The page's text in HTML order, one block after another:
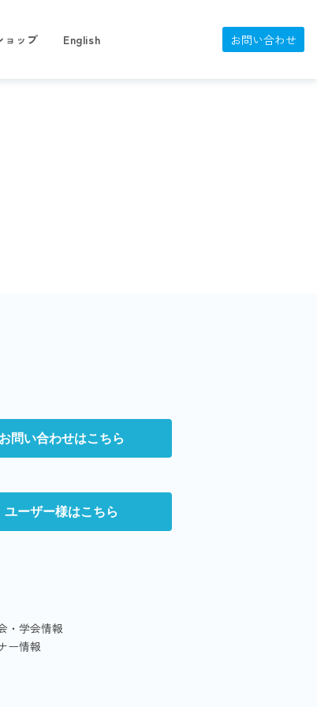
ョップ English お問い合わせ
お問い合わせはこちら
ユーザー様はこちら
・学会情報
ー情報